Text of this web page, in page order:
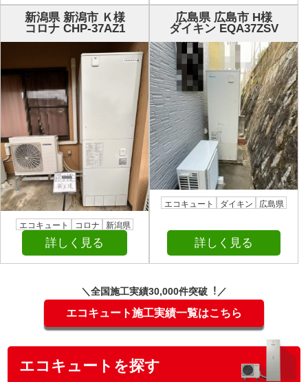
新潟県 新潟市 Ｋ様
コロナ CHP-37AZ1
エコキュート コロナ 新潟県
詳しく見る
広島県 広島市 H様
ダイキン EQA37ZSV
エコキュート ダイキン 広島県
詳しく見る
＼全国施⼯実績30,000件突破︕／
エコキュート施工実績一覧はこちら
エコキュートを探す